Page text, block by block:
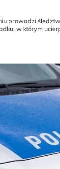
prowadzi
w którym